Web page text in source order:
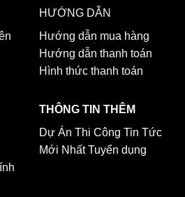
HƯỚNG DẪN
Hướng dẫn mua hàng
Hướng dẫn thanh toán
Hình thức thanh toán
THÔNG TIN THÊM
Dự Án Thi Công Tin Tức
Mới Nhất Tuyển dụng